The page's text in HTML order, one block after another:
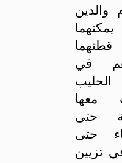
والدين
قطتهما
في
معها
حتى
حتى
تزيين